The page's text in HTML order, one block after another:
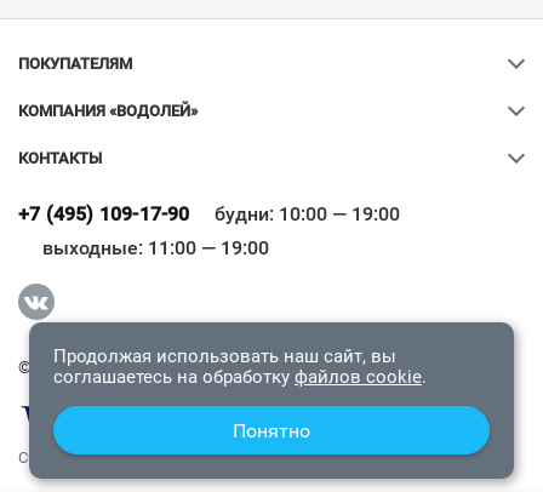
ПОКУПАТЕЛЯМ
КОМПАНИЯ «ВОДОЛЕЙ»
КОНТАКТЫ
+7 (495) 109-17-90
будни: 10:00 — 19:00
выходные: 11:00 — 19:00
© 2009-2026 «Водолей Онлайн». Все права защищены.
СОГЛАШЕНИЕ О КОНФИДЕНЦИАЛЬНОСТИ
Всё верно
Продолжая использовать наш сайт, вы
соглашаетесь на обработку файлов cookie.
Понятно